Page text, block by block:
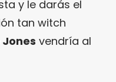
y le darás el
tan witch
vendría al